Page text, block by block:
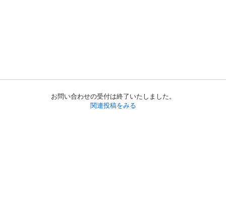
お問い合わせの受付は終了いたしました。
関連投稿をみる